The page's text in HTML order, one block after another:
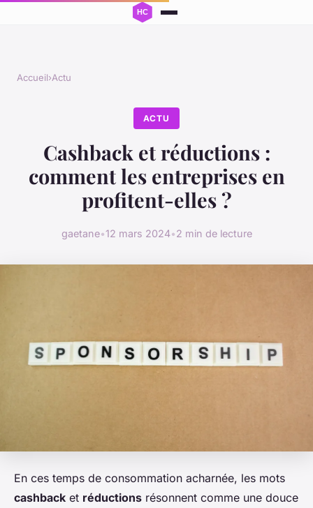
Accueil›Actu
ACTU
Cashback et réductions :
comment les entreprises en
profitent-elles ?
gaetane•12 mars 2024•2 min de lecture
En ces temps de consommation acharnée, les mots
cashback et réductions résonnent comme une douce